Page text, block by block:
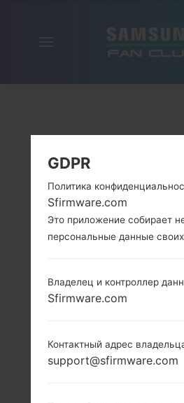
GDPR
Политика
Sfirmware.com
Это приложение собирает
персональные данные
Владелец и контроллер
Sfirmware.com
Контактный адрес
support@sfirmware.com